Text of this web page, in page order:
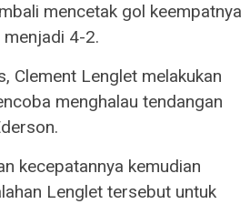
mencetak gol keempatnya
4-2.
Clement Lenglet melakukan
menghalau tendangan
kecepatannya kemudian
Lenglet tersebut untuk